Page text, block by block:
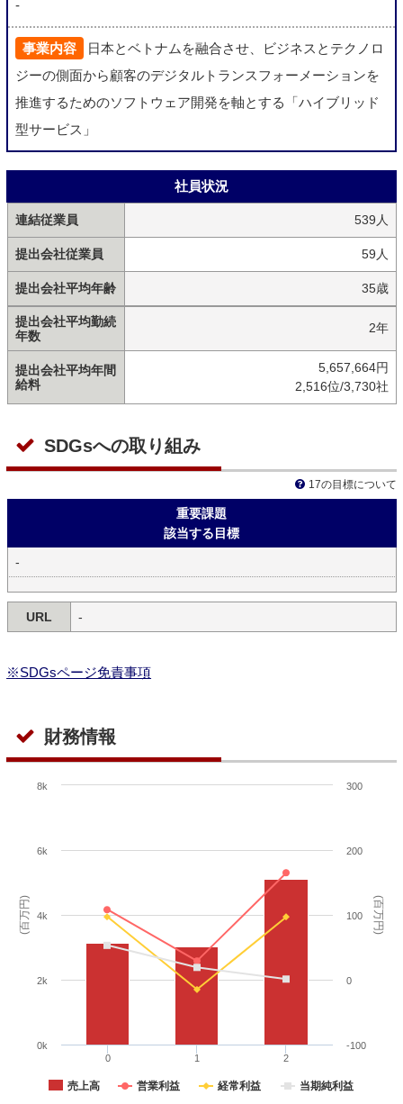
-
事業内容
日本とベトナムを融合させ、ビジネスとテクノロ
ジーの側面から顧客のデジタルトランスフォーメーションを
推進するためのソフトウェア開発を軸とする「ハイブリッド
型サービス」
社員状況
連結従業員 539人
提出会社従業員 59人
提出会社平均年齢 35歳
提出会社平均勤続
年数
2年
提出会社平均年間
給料
5,657,664円
2,516位/3,730社
SDGsへの取り組み
17の目標について
重要課題
該当する目標
-
URL -
※SDGsページ免責事項
財務情報
(百万円) (百万円)
売上高 営業利益 経常利益 当期純利益
0 1 2
0k
2k
4k
6k
8k
-100
0
100
200
300